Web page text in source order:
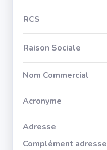
RCS
Raison Sociale
Nom Commercial
Acronyme
Adresse
Complément adresse